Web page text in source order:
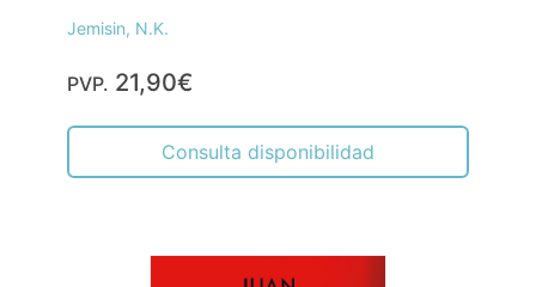
Jemisin, N.K.
PVP. 21,90€
Consulta disponibilidad